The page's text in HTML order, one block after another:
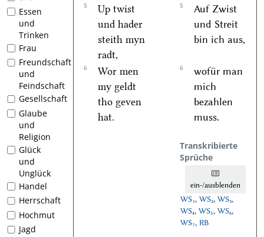
Essen
und
Trinken
Frau
Freundschaft
und
Feindschaft
Gesellschaft
Glaube
und
Religion
Glück
und
Unglück
Handel
Herrschaft
Hochmut
Jagd
5
Up twist
und hader
steith myn
radt,
5
Auf Zwist
und Streit
bin ich aus,
6
Wor men
my geldt
tho geven
hat.
6
wofür man
mich
bezahlen
muss.
Transkribierte
Sprüche
ein-/ausblenden
WS₁, WS₂, WS₃,
WS₄, WS₅, WS₆,
WS₇, RB